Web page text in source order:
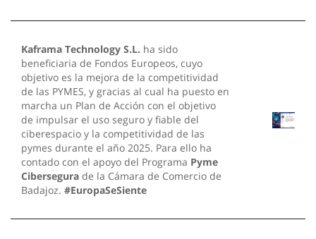
Kaframa Technology S.L. ha sido
beneficiaria de Fondos Europeos, cuyo
objetivo es la mejora de la competitividad
de las PYMES, y gracias al cual ha puesto en
marcha un Plan de Acción con el objetivo
de impulsar el uso seguro y fiable del
ciberespacio y la competitividad de las
pymes durante el año 2025. Para ello ha
contado con el apoyo del Programa Pyme
Cibersegura de la Cámara de Comercio de
Badajoz. #EuropaSeSiente